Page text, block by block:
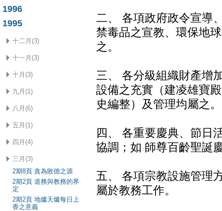
1996
1995
十二月(3)
十一月(3)
十月(3)
九月(1)
八月(6)
五月(1)
四月(4)
三月(3)
2期8頁 貪為敗德之源
2期2頁 道務與教務的界
定
2期2頁 地爐天爐每日上
香之意義
二、 各項政府政令宣導
禁毒品之宣教、環保地
之。
三、 各分級組織財產增
設備之充實（建凌雄寶
史編整）及管理均屬之。
四、 各重要慶典、節日
協調；如 師尊百齡聖誕
五、 各項宗教設施管理
屬於教務工作。